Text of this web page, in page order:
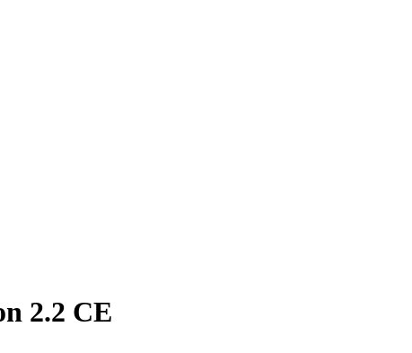
2.2 CE